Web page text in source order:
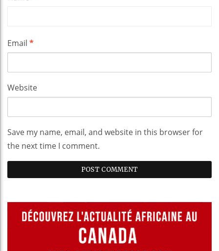
Email *
Website
Save my name, email, and website in this browser for
the next time I comment.